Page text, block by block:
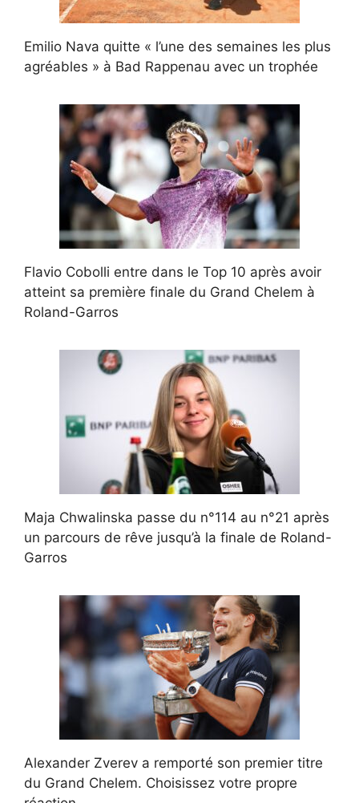
Emilio Nava quitte « l’une des semaines les plus
agréables » à Bad Rappenau avec un trophée
Flavio Cobolli entre dans le Top 10 après avoir
atteint sa première finale du Grand Chelem à
Roland-Garros
Maja Chwalinska passe du n°114 au n°21 après
un parcours de rêve jusqu’à la finale de Roland-
Garros
Alexander Zverev a remporté son premier titre
du Grand Chelem. Choisissez votre propre